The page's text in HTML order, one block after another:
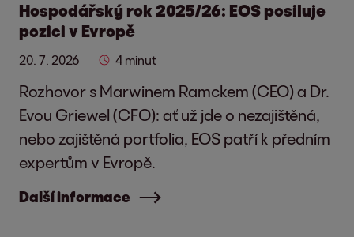
Hospodářský rok 2025/26: EOS posiluje
pozici v Evropě
20. 7. 2026 4 minut
Rozhovor s Marwinem Ramckem (CEO) a Dr.
Evou Griewel (CFO): ať už jde o nezajištěná,
nebo zajištěná portfolia, EOS patří k předním
expertům v Evropě.
Další informace